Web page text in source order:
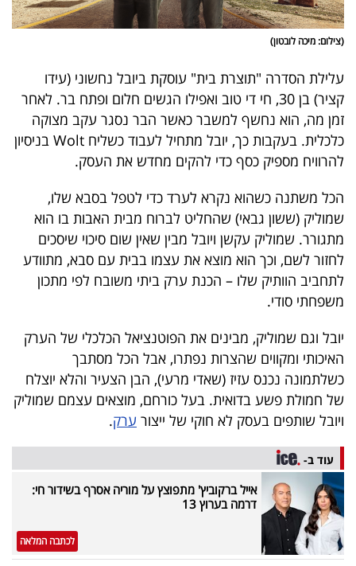
דרושים
ניוזלטרים
מייל
אדום
פרסמו
באייס
עקבו
אחרינו:
(צילום: מיכה לובטון)
עלילת הסדרה "תוצרת בית" עוסקת ביובל נחשוני (עידו
קציר) בן 30, חי די טוב ואפילו הגשים חלום ופתח בר. לאחר
זמן מה, הוא נחשף למשבר כאשר הבר נסגר עקב מצוקה
כלכלית. בעקבות כך, יובל מתחיל לעבוד כשליח Wolt בניסיון
להרוויח מספיק כסף כדי להקים מחדש את העסק.
הכל משתנה כשהוא נקרא לערד כדי לטפל בסבא שלו,
שמוליק (ששון גבאי) שהחליט לברוח מבית האבות בו הוא
מתגורר. שמוליק עקשן ויובל מבין שאין שום סיכוי שיסכים
לחזור לשם, וכך הוא מוצא את עצמו בבית עם סבא, מתוודע
לתחביב הוותיק שלו – הכנת ערק ביתי משובח לפי מתכון
משפחתי סודי.
יובל וגם שמוליק, מבינים את הפוטנציאל הכלכלי של הערק
האיכותי ומקווים שהצרות נפתרו, אבל הכל מסתבך
כשלתמונה נכנס עזיז (שאדי מרעי), הבן הצעיר והלא יוצלח
של חמולת פשע בדואית. בעל כורחם, מוצאים עצמם שמוליק
ויובל שותפים בעסק לא חוקי של ייצור ערק.
עוד ב-
אייל ברקוביץ' מתפוצץ על מוריה אסרף בשידור חי:
דרמה בערוץ 13
לכתבה המלאה